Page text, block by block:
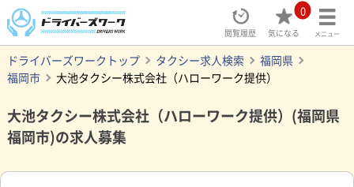
閲覧履歴
0
気になる メニュー
ドライバーズワークトップ タクシー求人検索
福岡県
福岡市
大池タクシー株式会社（ハローワーク提供）
大池タクシー株式会社（ハローワーク提供）(福岡県
福岡市)の求人募集